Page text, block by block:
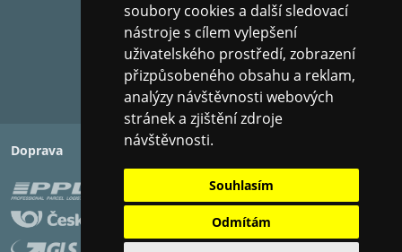
soubory cookies a další sledovací
nástroje s cílem vylepšení
uživatelského prostředí, zobrazení
přizpůsobeného obsahu a reklam,
analýzy návštěvnosti webových
stránek a zjištění zdroje
návštěvnosti.
Souhlasím
Odmítám
Doprava Platba